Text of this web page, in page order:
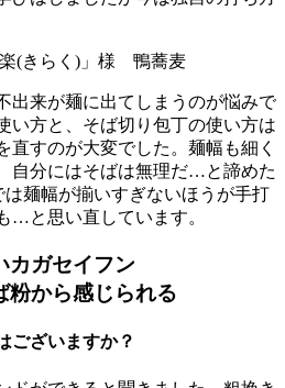
出来が麺に出てしまうのが悩みで
い方と、そば切り包丁の使い方は
直すのが大変でした。麺幅も細く
自分にはそばは無理だ…と諦めた
麺幅が揃いすぎないほうが手打
…と思い直しています。
カガセイフン
粉から感じられる
ございますか？